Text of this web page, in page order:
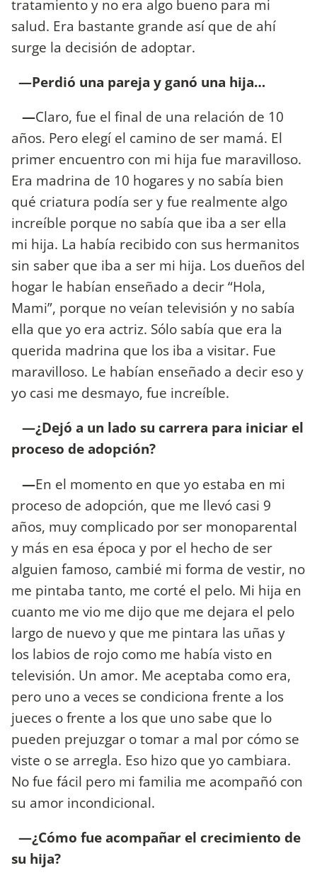
tratamiento y no era algo bueno para mi
salud. Era bastante grande así que de ahí
surge la decisión de adoptar.
—Perdió una pareja y ganó una hija…
—Claro, fue el final de una relación de 10
años. Pero elegí el camino de ser mamá. El
primer encuentro con mi hija fue maravilloso.
Era madrina de 10 hogares y no sabía bien
qué criatura podía ser y fue realmente algo
increíble porque no sabía que iba a ser ella
mi hija. La había recibido con sus hermanitos
sin saber que iba a ser mi hija. Los dueños del
hogar le habían enseñado a decir “Hola,
Mami”, porque no veían televisión y no sabía
ella que yo era actriz. Sólo sabía que era la
querida madrina que los iba a visitar. Fue
maravilloso. Le habían enseñado a decir eso y
yo casi me desmayo, fue increíble.
—¿Dejó a un lado su carrera para iniciar el
proceso de adopción?
—En el momento en que yo estaba en mi
proceso de adopción, que me llevó casi 9
años, muy complicado por ser monoparental
y más en esa época y por el hecho de ser
alguien famoso, cambié mi forma de vestir, no
me pintaba tanto, me corté el pelo. Mi hija en
cuanto me vio me dijo que me dejara el pelo
largo de nuevo y que me pintara las uñas y
los labios de rojo como me había visto en
televisión. Un amor. Me aceptaba como era,
pero uno a veces se condiciona frente a los
jueces o frente a los que uno sabe que lo
pueden prejuzgar o tomar a mal por cómo se
viste o se arregla. Eso hizo que yo cambiara.
No fue fácil pero mi familia me acompañó con
su amor incondicional.
—¿Cómo fue acompañar el crecimiento de
su hija?